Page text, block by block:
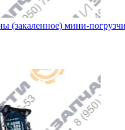
(закаленное) мини-